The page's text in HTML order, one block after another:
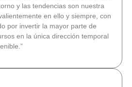
y las tendencias son nuestra
en ello y siempre, con
por invertir la mayor parte de
en la única dirección temporal